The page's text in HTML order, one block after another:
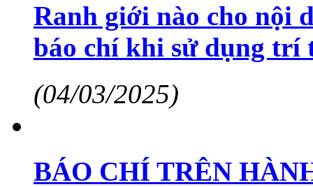
Ranh giới nào cho nội
báo chí khi sử dụng trí
(04/03/2025)
BÁO CHÍ TRÊN